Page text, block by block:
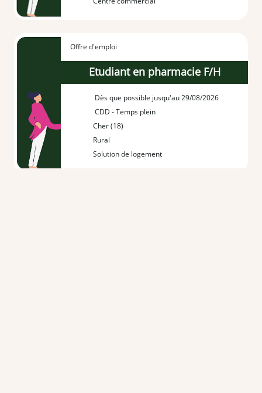
Offre d'emploi
Etudiant en pharmacie F/H
Dès que possible jusqu'au 29/08/2026
CDD - Temps plein
Cher (18)
Rural
Solution de logement